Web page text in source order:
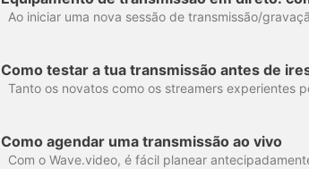
Como testar a tua transmissão antes de
Como agendar uma transmissão ao vivo